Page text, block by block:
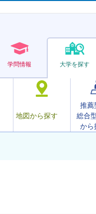
学問情報 大学を探す
地図から探す
推薦
総合
から